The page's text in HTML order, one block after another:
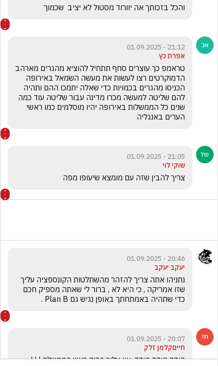
והכל בזכותך אה יוורוד מסטול לא יציב  שכמוך
21:12 - 01.09.2025
אפרת כץ
הערים באנגליה
21:05 - 01.09.2025
שוקי לוי
צריך להבין שזה עם מומצא שיעופו מפה
20:46 - 01.09.2025
יעקב יעקב
כדי שתהיה באמתחתך באופן נגיש גם Plan B .
20:07 - 01.09.2025
חייםקלמן זלק
הידד הידד הידד, אין עליך כבוד ראש הממשלה ! ! !